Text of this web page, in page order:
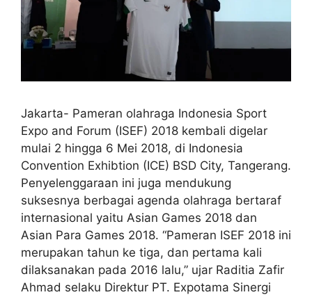
Jakarta- Pameran olahraga Indonesia Sport
Expo and Forum (ISEF) 2018 kembali digelar
mulai 2 hingga 6 Mei 2018, di Indonesia
Convention Exhibtion (ICE) BSD City, Tangerang.
Penyelenggaraan ini juga mendukung
suksesnya berbagai agenda olahraga bertaraf
internasional yaitu Asian Games 2018 dan
Asian Para Games 2018. “Pameran ISEF 2018 ini
merupakan tahun ke tiga, dan pertama kali
dilaksanakan pada 2016 lalu,” ujar Raditia Zafir
Ahmad selaku Direktur PT. Expotama Sinergi